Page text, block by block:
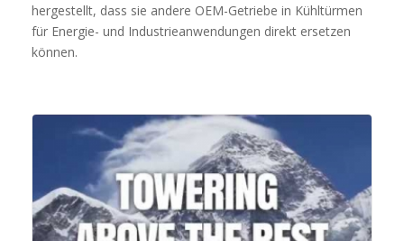
hergestellt, dass sie andere OEM-Getriebe in Kühltürmen
für Energie- und Industrieanwendungen direkt ersetzen
können.